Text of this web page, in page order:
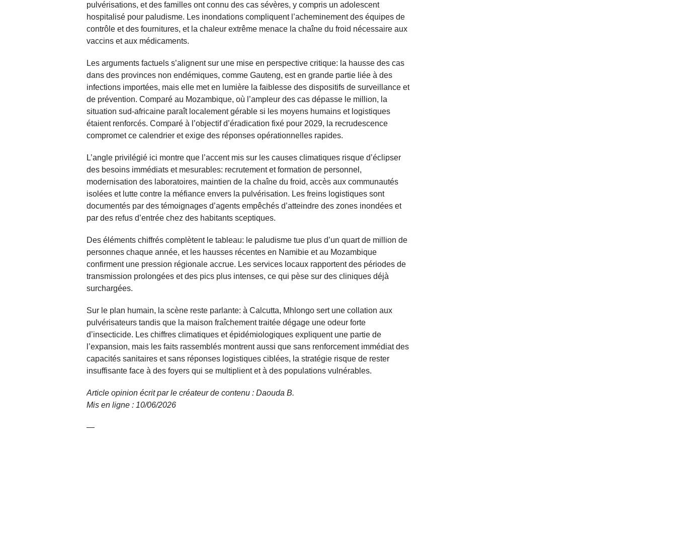
pulvérisations, et des familles ont connu des cas sévères, y compris un adolescent
hospitalisé pour paludisme. Les inondations compliquent l’acheminement des équipes de
contrôle et des fournitures, et la chaleur extrême menace la chaîne du froid nécessaire aux
vaccins et aux médicaments.
Les arguments factuels s’alignent sur une mise en perspective critique: la hausse des cas
dans des provinces non endémiques, comme Gauteng, est en grande partie liée à des
infections importées, mais elle met en lumière la faiblesse des dispositifs de surveillance et
de prévention. Comparé au Mozambique, où l’ampleur des cas dépasse le million, la
situation sud-africaine paraît localement gérable si les moyens humains et logistiques
étaient renforcés. Comparé à l’objectif d’éradication fixé pour 2029, la recrudescence
compromet ce calendrier et exige des réponses opérationnelles rapides.
L’angle privilégié ici montre que l’accent mis sur les causes climatiques risque d’éclipser
des besoins immédiats et mesurables: recrutement et formation de personnel,
modernisation des laboratoires, maintien de la chaîne du froid, accès aux communautés
isolées et lutte contre la méfiance envers la pulvérisation. Les freins logistiques sont
documentés par des témoignages d’agents empêchés d’atteindre des zones inondées et
par des refus d’entrée chez des habitants sceptiques.
Des éléments chiffrés complètent le tableau: le paludisme tue plus d’un quart de million de
personnes chaque année, et les hausses récentes en Namibie et au Mozambique
confirment une pression régionale accrue. Les services locaux rapportent des périodes de
transmission prolongées et des pics plus intenses, ce qui pèse sur des cliniques déjà
surchargées.
Sur le plan humain, la scène reste parlante: à Calcutta, Mhlongo sert une collation aux
pulvérisateurs tandis que la maison fraîchement traitée dégage une odeur forte
d’insecticide. Les chiffres climatiques et épidémiologiques expliquent une partie de
l’expansion, mais les faits rassemblés montrent aussi que sans renforcement immédiat des
capacités sanitaires et sans réponses logistiques ciblées, la stratégie risque de rester
insuffisante face à des foyers qui se multiplient et à des populations vulnérables.
Article opinion écrit par le créateur de contenu : Daouda B.
Mis en ligne : 10/06/2026
—